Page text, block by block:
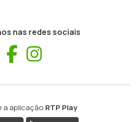
nas redes sociais
Facebook
a aplicação RTP Play